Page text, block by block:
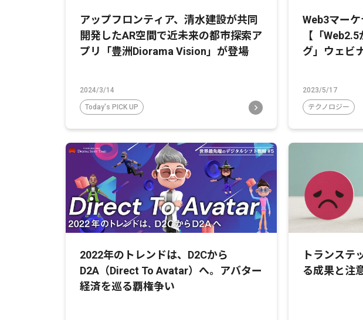
アップフロンティア、清水建設が共同
開発したAR空間で近未来の都市探索ア
プリ「豊洲Diorama Vision」が登場
2024/3/14
Today's PICK UP
Web3マー
【「
グ」ウェビ
2023/5/17
テクノロジー
2022年のトレンドは、D2Cから
D2A（Direct To Avatar）へ。アバター
経済を巡る覇権争い
トランステ
る成果と注